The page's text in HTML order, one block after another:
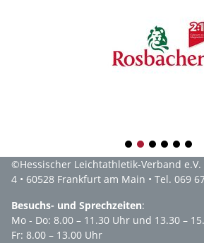
1 2 3 4 5 6
©Hessischer Leichtathletik-Verband e.V.
4 • 60528 Frankfurt am Main • Tel. 069
Besuchs- und Sprechzeiten:
Mo - Do: 8.00 – 11.30 Uhr und 13.30 –
Fr: 8.00 – 13.00 Uhr